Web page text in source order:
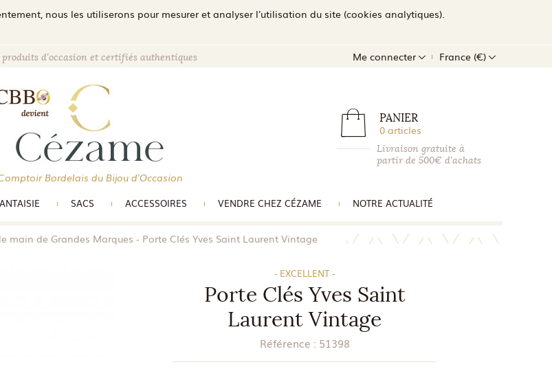
nous les utiliserons pour mesurer et analyser l'utilisation du site (cookies analytiques).
produits d'occasion et certifiés authentiques Me connecter France (€)
PANIER
0 articles
Livraison gratuite à
partir de 500€ d'achats
Bordelais du Bijou d'Occasion
SACS ACCESSOIRES VENDRE CHEZ CÉZAME NOTRE ACTUALITÉ
main de Grandes Marques Porte Clés Yves Saint Laurent Vintage
- EXCELLENT -
Porte Clés Yves Saint
Laurent Vintage
Référence : 51398